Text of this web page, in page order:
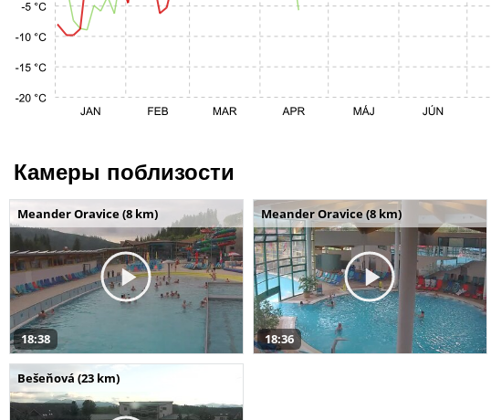
Камеры поблизости
Meander Oravice (8 km)
18:38
Meander Oravice (8 km)
18:36
Bešeňová (23 km)